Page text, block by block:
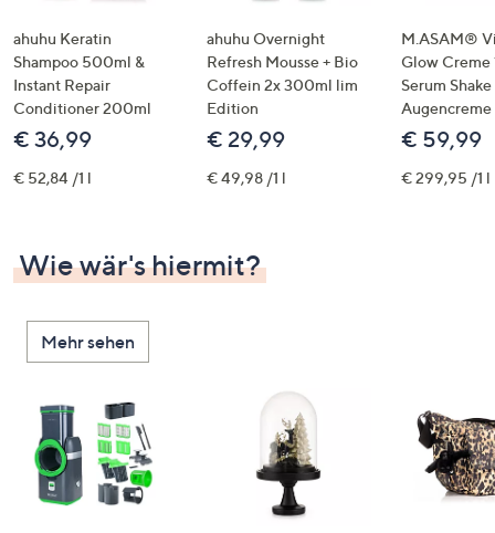
ahuhu Keratin
Shampoo 500ml &
Instant Repair
Conditioner 200ml
€ 36,99
€ 52,84 /1 l
ahuhu Overnight
Refresh Mousse + Bio
Coffein 2x 300ml lim
Edition
€ 29,99
€ 49,98 /1 l
M.ASAM®
Glow Creme
Serum
€ 59,99
€ 299,95 /1 l
Wie wär's hiermit?
Mehr sehen